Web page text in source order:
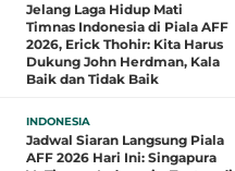
Jelang Laga Hidup Mati
Timnas Indonesia di Piala AFF
2026, Erick Thohir: Kita Harus
Dukung John Herdman, Kala
Baik dan Tidak Baik
INDONESIA
Jadwal Siaran Langsung Piala
AFF 2026 Hari Ini: Singapura